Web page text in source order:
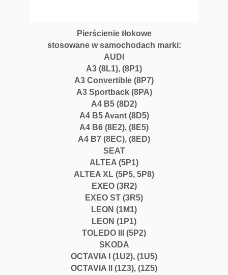
Pierścienie tłokowe
stosowane w samochodach marki:
AUDI
A3 (8L1), (8P1)
A3 Convertible (8P7)
A3 Sportback (8PA)
A4 B5 (8D2)
A4 B5 Avant (8D5)
A4 B6 (8E2), (8E5)
A4 B7 (8EC), (8ED)
SEAT
ALTEA (5P1)
ALTEA XL (5P5, 5P8)
EXEO (3R2)
EXEO ST (3R5)
LEON (1M1)
LEON (1P1)
TOLEDO III (5P2)
SKODA
OCTAVIA I (1U2), (1U5)
OCTAVIA II (1Z3), (1Z5)